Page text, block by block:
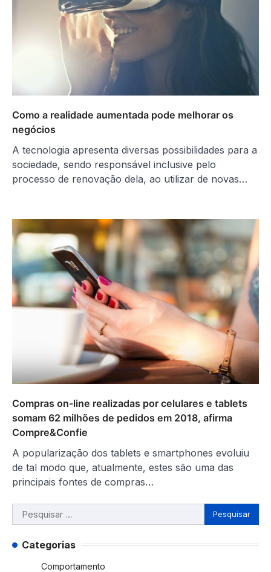
Como a realidade aumentada pode melhorar os
negócios
A tecnologia apresenta diversas possibilidades para a
sociedade, sendo responsável inclusive pelo
processo de renovação dela, ao utilizar de novas…
Compras on-line realizadas por celulares e tablets
somam 62 milhões de pedidos em 2018, afirma
Compre&Confie
A popularização dos tablets e smartphones evoluiu
de tal modo que, atualmente, estes são uma das
principais fontes de compras…
Pesquisar
por:
Categorias
Comportamento